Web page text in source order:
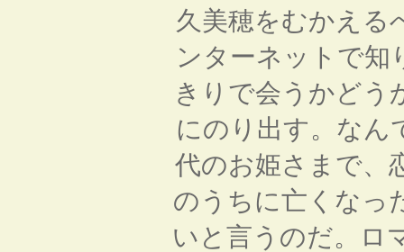
久美穂をむかえる
ンターネットで知
きりで会うかどう
にのり出す。なん
代のお姫さまで、
のうちに亡くなっ
いと言うのだ。ロ